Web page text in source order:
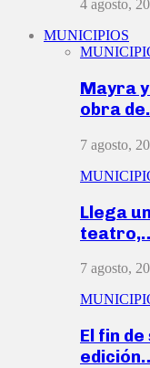
4 agosto,
MUNICIPIOS
Mayra
obra
7 agosto,
Llega
7 agosto,
El fin